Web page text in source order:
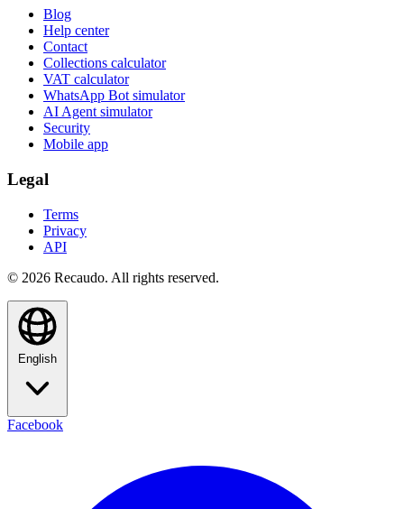
Blog
Help center
Contact
Collections calculator
VAT calculator
WhatsApp Bot simulator
AI Agent simulator
Security
Mobile app
Legal
Terms
Privacy
API
© 2026 Recaudo. All rights reserved.
English
Facebook